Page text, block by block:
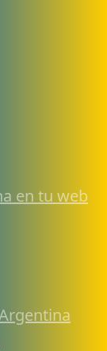
en tu web